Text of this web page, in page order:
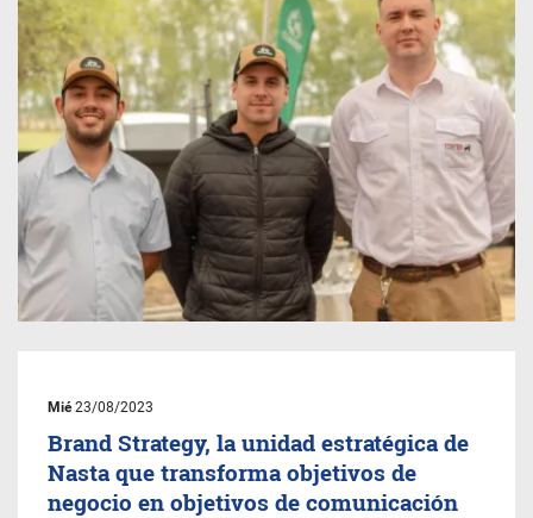
Mié23/08/2023
Brand Strategy, la unidad estratégica de
Nasta que transforma objetivos de
negocio en objetivos de comunicación